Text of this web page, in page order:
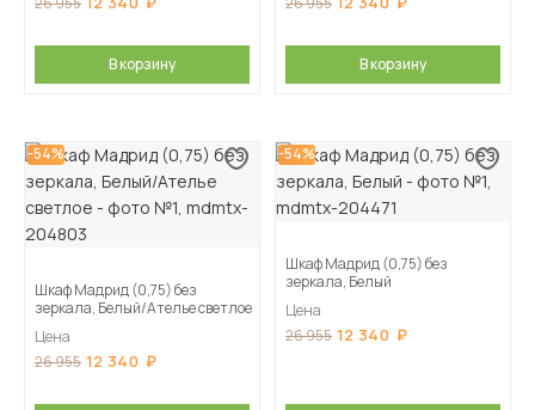
В корзину В корзину
-54%
Шкаф Мадрид (0,75) без
зеркала, Белый/Ателье светлое
Цена
26 955 12 340
-54%
Шкаф Мадрид (0,75) без
зеркала, Белый
Цена
26 955 12 340